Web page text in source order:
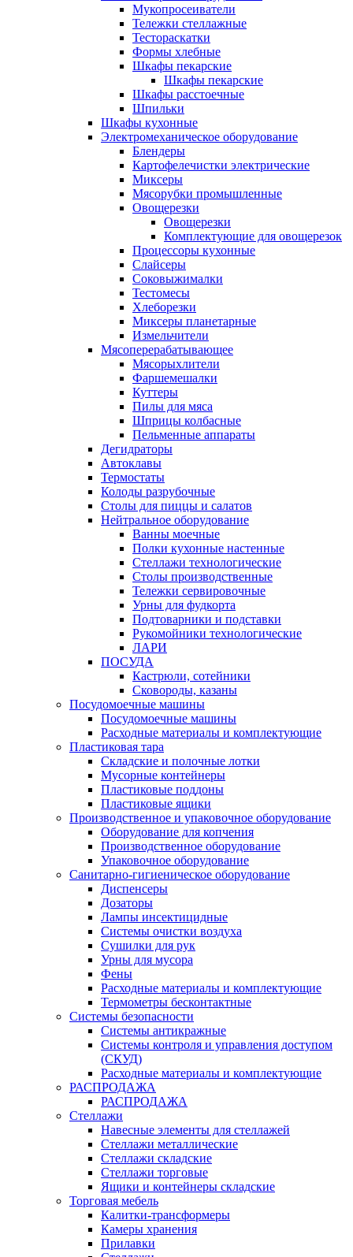
Мукопросеиватели
Тележки стеллажные
Тестораскатки
Формы хлебные
Шкафы пекарские
Шкафы пекарские
Шкафы расстоечные
Шпильки
Шкафы кухонные
Электромеханическое оборудование
Блендеры
Картофелечистки электрические
Миксеры
Мясорубки промышленные
Овощерезки
Овощерезки
Комплектующие для овощерезок
Процессоры кухонные
Слайсеры
Соковыжималки
Тестомесы
Хлеборезки
Миксеры планетарные
Измельчители
Мясоперерабатывающее
Мясорыхлители
Фаршемешалки
Куттеры
Пилы для мяса
Шприцы колбасные
Пельменные аппараты
Дегидраторы
Автоклавы
Термостаты
Колоды разрубочные
Столы для пиццы и салатов
Нейтральное оборудование
Ванны моечные
Полки кухонные настенные
Стеллажи технологические
Столы производственные
Тележки сервировочные
Урны для фудкорта
Подтоварники и подставки
Рукомойники технологические
ЛАРИ
ПОСУДА
Кастрюли, сотейники
Сковороды, казаны
Посудомоечные машины
Посудомоечные машины
Расходные материалы и комплектующие
Пластиковая тара
Складские и полочные лотки
Мусорные контейнеры
Пластиковые поддоны
Пластиковые ящики
Производственное и упаковочное оборудование
Оборудование для копчения
Производственное оборудование
Упаковочное оборудование
Санитарно-гигиеническое оборудование
Диспенсеры
Дозаторы
Лампы инсектицидные
Системы очистки воздуха
Сушилки для рук
Урны для мусора
Фены
Расходные материалы и комплектующие
Термометры бесконтактные
Системы безопасности
Системы антикражные
Системы контроля и управления доступом
(СКУД)
Расходные материалы и комплектующие
РАСПРОДАЖА
РАСПРОДАЖА
Стеллажи
Навесные элементы для стеллажей
Стеллажи металлические
Стеллажи складские
Стеллажи торговые
Ящики и контейнеры складские
Торговая мебель
Калитки-трансформеры
Камеры хранения
Прилавки